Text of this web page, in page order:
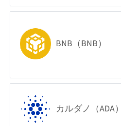
BNB（BNB）
カルダノ（ADA）